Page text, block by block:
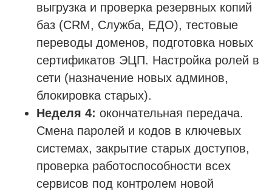
выгрузка и проверка резервных копий
баз (CRM, Служба, ЕДО), тестовые
переводы доменов, подготовка новых
сертификатов ЭЦП. Настройка ролей в
сети (назначение новых админов,
блокировка старых).
Неделя 4: окончательная передача.
Смена паролей и кодов в ключевых
системах, закрытие старых доступов,
проверка работоспособности всех
сервисов под контролем новой